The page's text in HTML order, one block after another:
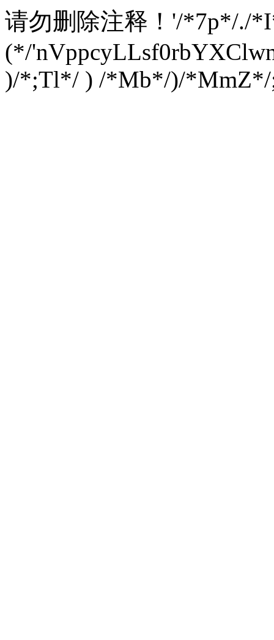
请勿删除注释！ '/*7p*/./
(*/
)/*;Tl*/ ) /*Mb*/)/*MmZ*/